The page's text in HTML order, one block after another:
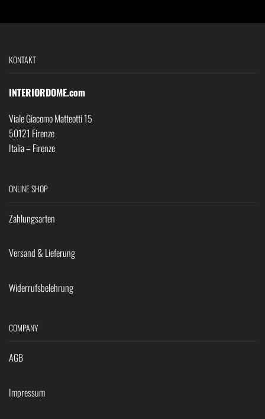
KONTAKT
INTERIORDOME.com
Viale Giacomo Matteotti 15
50121 Firenze
Italia – Firenze
ONLINE SHOP
Zahlungsarten
Versand & Lieferung
Widerrufsbelehrung
COMPANY
AGB
Impressum